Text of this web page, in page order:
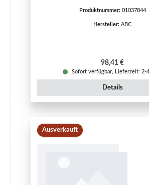
Produktnummer: 01037844
Hersteller: ABC
Regulärer Preis:
98,41 €
Sofort verfügbar, Lieferzeit: 2-
Details
Ausverkauft